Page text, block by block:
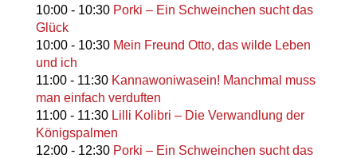
10:00- 10:30 Porki – Ein Schweinchen sucht das
Glück
10:00- 10:30 Mein Freund Otto, das wilde Leben
und ich
11:00- 11:30 Kannawoniwasein! Manchmal muss
man einfach verduften
11:00- 11:30 Lilli Kolibri – Die Verwandlung der
Königspalmen
12:00- 12:30 Porki – Ein Schweinchen sucht das